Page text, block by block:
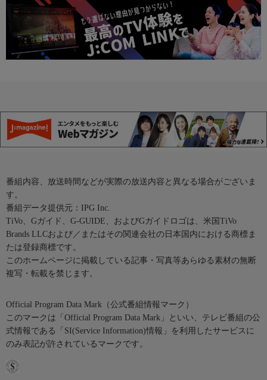
番組内容、放送時間などが実際の放送内容と異なる場合がございま
す。
番組データ提供元：IPG Inc.
TiVo、Gガイド、G-GUIDE、およびGガイドロゴは、米国TiVo
Brands LLCおよび／またはその関連会社の日本国内における商標ま
たは登録商標です。
このホームページに掲載している記事・写真等あらゆる素材の無断
複写・転載を禁じます。
Official Program Data Mark（公式番組情報マーク）
このマークは「Official Program Data Mark」といい、テレビ番組の公
式情報である「SI(Service Information)情報」を利用したサービスに
のみ表記が許されているマークです。